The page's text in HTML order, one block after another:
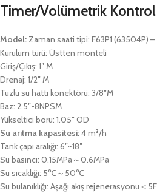
Timer/Volümetrik
Model:Zaman saati tipi: F63P1 (63504P)
Kurulum türü: Üstten monteli
Giriş/Çıkış: 1″ M
Drenaj: 1/2″ M
Tuzlu su hattı konektörü: 3/8″M
Baz: 2.5″-8NPSM
Yükseltici boru: 1.05″ OD
Su arıtma kapasitesi:4 m³/h
Tank çapı aralığı: 6″~18″
Su basıncı: 0.15MPa～0.6MPa
Su sıcaklığı: 5℃～50℃
Su bulanıklığı: Aşağı akış rejenerasyonu＜